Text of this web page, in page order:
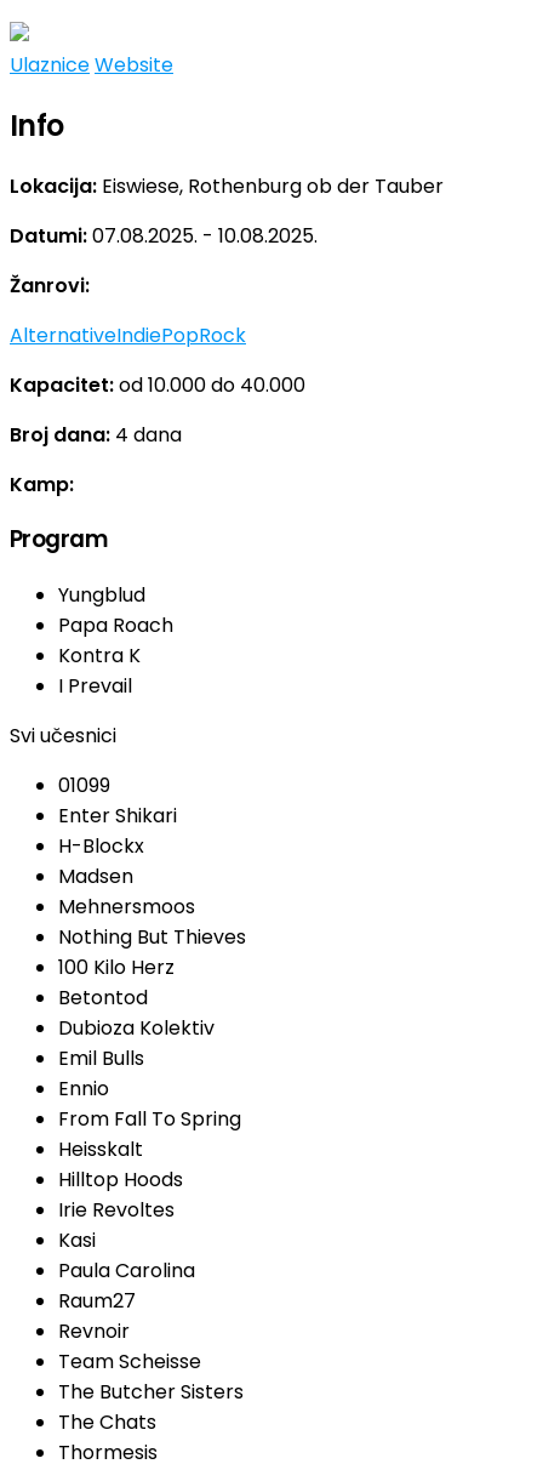
UlazniceWebsite
Info
Lokacija: Eiswiese, Rothenburg ob der Tauber
Datumi:07.08.2025. - 10.08.2025.
Žanrovi:
AlternativeIndiePopRock
Kapacitet:od 10.000 do 40.000
Broj dana: 4 dana
Kamp:
Program
Yungblud
Papa Roach
Kontra K
I Prevail
Svi učesnici
01099
Enter Shikari
H-Blockx
Madsen
Mehnersmoos
Nothing But Thieves
100 Kilo Herz
Betontod
Dubioza Kolektiv
Emil Bulls
Ennio
From Fall To Spring
Heisskalt
Hilltop Hoods
Irie Revoltes
Kasi
Paula Carolina
Raum27
Revnoir
Team Scheisse
The Butcher Sisters
The Chats
Thormesis